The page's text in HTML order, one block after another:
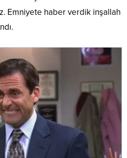
Emniyete haber verdik inşallah